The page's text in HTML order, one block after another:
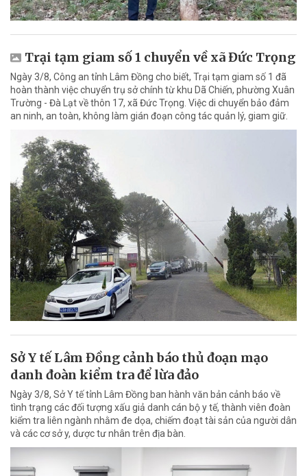
Trại tạm giam số 1 chuyển về xã Đức Trọng
Ngày 3/8, Công an tỉnh Lâm Đồng cho biết, Trại tạm giam số 1 đã
hoàn thành việc chuyển trụ sở chính từ khu Dã Chiến, phường Xuân
Trường - Đà Lạt về thôn 17, xã Đức Trọng. Việc di chuyển bảo đảm
an ninh, an toàn, không làm gián đoạn công tác quản lý, giam giữ.
Sở Y tế Lâm Đồng cảnh báo thủ đoạn mạo
danh đoàn kiểm tra để lừa đảo
Ngày 3/8, Sở Y tế tỉnh Lâm Đồng ban hành văn bản cảnh báo về
tình trạng các đối tượng xấu giả danh cán bộ y tế, thành viên đoàn
kiểm tra liên ngành nhằm đe dọa, chiếm đoạt tài sản của người dân
và các cơ sở y, dược tư nhân trên địa bàn.